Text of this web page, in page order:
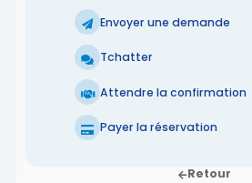
Envoyer une demande
Tchatter
Attendre la confirmation
Payer la réservation
Retour